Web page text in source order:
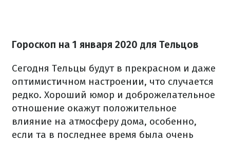
Гороскоп на 1 января 2020 для Тельцов
Сегодня Тельцы будут в прекрасном и даже
оптимистичном настроении, что случается
редко. Хороший юмор и доброжелательное
отношение окажут положительное
влияние на атмосферу дома, особенно,
если та в последнее время была очень